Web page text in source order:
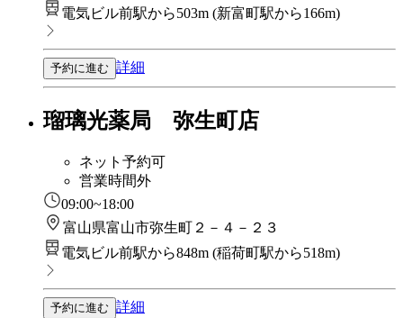
電気ビル前駅から503m (新富町駅から166m)
予約に進む 詳細
瑠璃光薬局 弥生町店
ネット予約可
営業時間外
09:00~18:00
富山県富山市弥生町２－４－２３
電気ビル前駅から848m (稲荷町駅から518m)
予約に進む 詳細